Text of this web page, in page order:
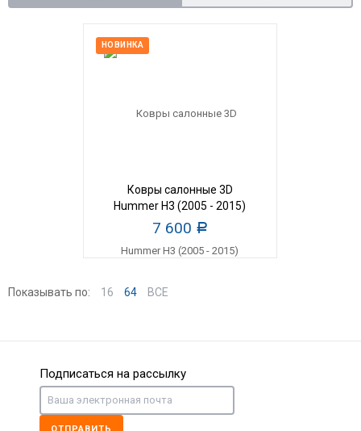
НОВИНКА
Ковры салонные 3D
Hummer H3 (2005 - 2015)
7 600 Р
Показывать по: 16 64 ВСЕ
Подписаться на рассылку